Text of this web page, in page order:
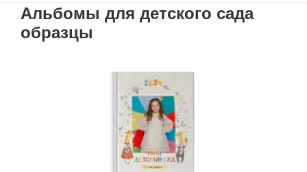
Альбомы для детского сада
образцы